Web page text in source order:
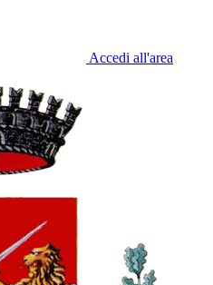
Accedi all'area